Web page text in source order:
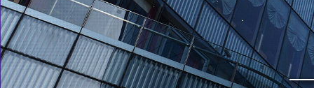
资质证书
产业基地
源创
业界